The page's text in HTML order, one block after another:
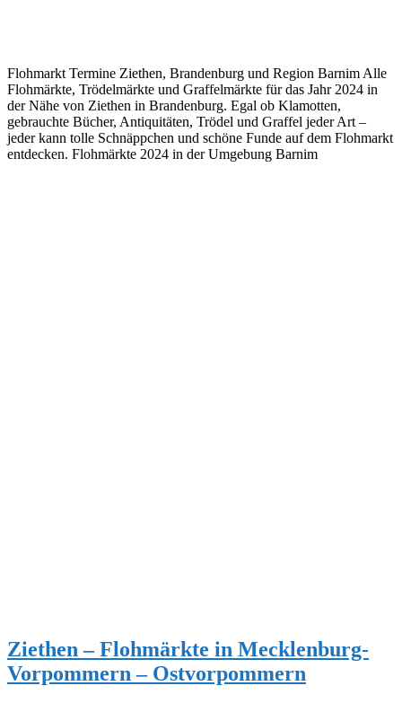
Flohmarkt Termine Ziethen, Brandenburg und Region Barnim Alle
Flohmärkte, Trödelmärkte und Graffelmärkte für das Jahr 2024 in
der Nähe von Ziethen in Brandenburg. Egal ob Klamotten,
gebrauchte Bücher, Antiquitäten, Trödel und Graffel jeder Art –
jeder kann tolle Schnäppchen und schöne Funde auf dem Flohmarkt
entdecken. Flohmärkte 2024 in der Umgebung Barnim
Ziethen – Flohmärkte in Mecklenburg-
Vorpommern – Ostvorpommern